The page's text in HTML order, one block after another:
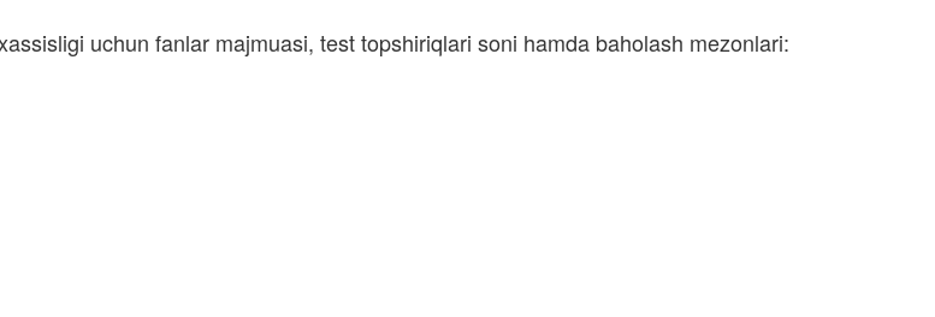
uchun fanlar majmuasi, test topshiriqlari soni hamda baholash mezonlari: